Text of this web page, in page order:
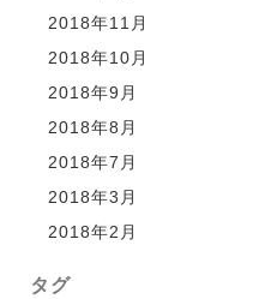
2018年11月
2018年10月
2018年9月
2018年8月
2018年7月
2018年3月
2018年2月
タグ